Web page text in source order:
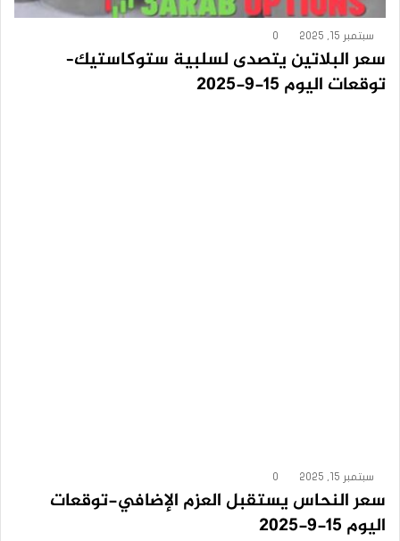
سبتمبر 15, 2025 0
سعر البلاتين يتصدى لسلبية ستوكاستيك–
توقعات اليوم 15-9-2025
سبتمبر 15, 2025 0
سعر النحاس يستقبل العزم الإضافي-توقعات
اليوم 15-9-2025